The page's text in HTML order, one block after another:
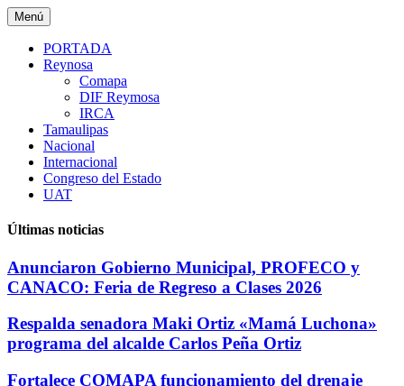
Saltar
al
contenido
Menú
PORTADA
Reynosa
Comapa
DIF Reymosa
IRCA
Tamaulipas
Nacional
Internacional
Congreso del Estado
UAT
Últimas noticias
Anunciaron Gobierno Municipal, PROFECO y
CANACO: Feria de Regreso a Clases 2026
Respalda senadora Maki Ortiz «Mamá Luchona»
programa del alcalde Carlos Peña Ortiz
Fortalece COMAPA funcionamiento del drenaje